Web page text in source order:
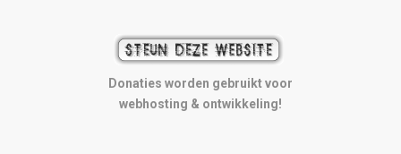
Donaties worden gebruikt voor
webhosting & ontwikkeling!